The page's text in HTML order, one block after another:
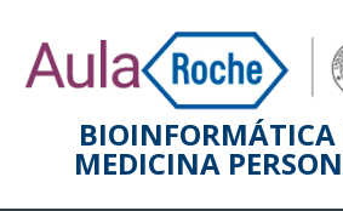
MEDICINA